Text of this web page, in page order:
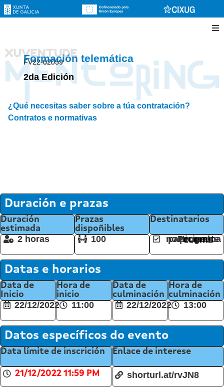
Formación telemática
FV22-02059
2da Edición
¿Qué necesitas saber sobre a túa contratación?
Contratos e normativas
Duración e prazas
Duración
estimada
2 horas
Prazas
dispoñibles
100
Destinatarios
Persoal participante no programa
Datas e horarios
Data de
Inicio
22/12/2022
Hora de
inicio
11:00
Data de
culminación
22/12/2022
Hora de
culminación
13:00
Datos específicos do evento
Data límite de inscrición
21/12/2022 11:59 PM
Enlace de interese
shorturl.at/rvJN8